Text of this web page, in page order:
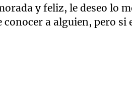
y feliz, le deseo lo
conocer a alguien, pero si